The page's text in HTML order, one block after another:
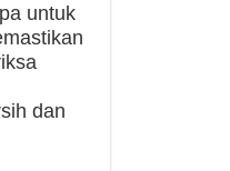
untuk
dan